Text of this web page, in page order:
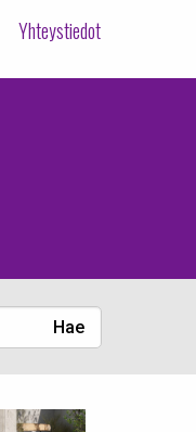
Yhteystiedot
Hae